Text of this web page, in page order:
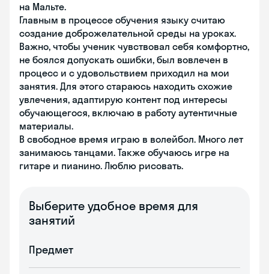
на Мальте.
Главным в процессе обучения языку считаю
создание доброжелательной среды на уроках.
Важно, чтобы ученик чувствовал себя комфортно,
не боялся допускать ошибки, был вовлечен в
процесс и с удовольствием приходил на мои
занятия. Для этого стараюсь находить схожие
увлечения, адаптирую контент под интересы
обучающегося, включаю в работу аутентичные
материалы.
В свободное время играю в волейбол. Много лет
занимаюсь танцами. Также обучаюсь игре на
гитаре и пианино. Люблю рисовать.
Выберите удобное время для
занятий
Предмет